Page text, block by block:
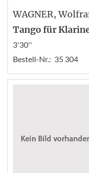
WAGNER,
Tango für
3'30''
Bestell-Nr.: 35 304